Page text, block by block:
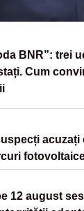
BNR”: trei
Cum
acuzați
12 august